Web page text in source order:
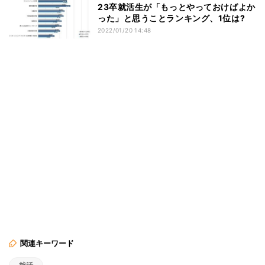
23卒就活生が「もっとやっておけばよか
った」と思うことランキング、1位は?
2022/01/20 14:48
関連キーワード